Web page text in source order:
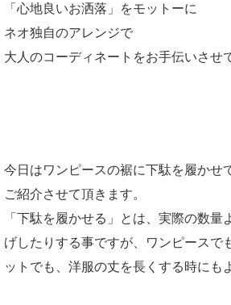
「心地良いお洒落」をモットーに
ネオ独自のアレンジで
大人のコーディネートをお手伝いさせ
今日はワンピースの裾に下駄を履かせ
ご紹介させて頂きます。
「下駄を履かせる」とは、実際の数量
げしたりする事ですが、ワンピースで
ットでも、洋服の丈を長くする時にも